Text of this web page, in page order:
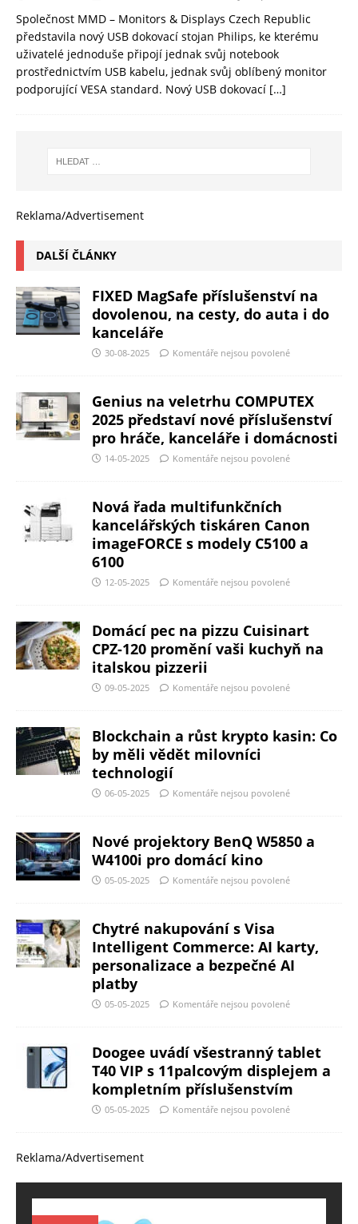
Společnost MMD – Monitors & Displays Czech Republic
představila nový USB dokovací stojan Philips, ke kterému
uživatelé jednoduše připojí jednak svůj notebook
prostřednictvím USB kabelu, jednak svůj oblíbený monitor
podporující VESA standard. Nový USB dokovací […]
Reklama/Advertisement
DALŠÍ ČLÁNKY
FIXED MagSafe příslušenství na
dovolenou, na cesty, do auta i do
kanceláře
30-08-2025 Komentáře nejsou povolené
Genius na veletrhu COMPUTEX
2025 představí nové příslušenství
pro hráče, kanceláře i domácnosti
14-05-2025 Komentáře nejsou povolené
Nová řada multifunkčních
kancelářských tiskáren Canon
imageFORCE s modely C5100 a
6100
12-05-2025 Komentáře nejsou povolené
Domácí pec na pizzu Cuisinart
CPZ-120 promění vaši kuchyň na
italskou pizzerii
09-05-2025 Komentáře nejsou povolené
Blockchain a růst krypto kasin: Co
by měli vědět milovníci
technologií
06-05-2025 Komentáře nejsou povolené
Nové projektory BenQ W5850 a
W4100i pro domácí kino
05-05-2025 Komentáře nejsou povolené
Chytré nakupování s Visa
Intelligent Commerce: AI karty,
personalizace a bezpečné AI
platby
05-05-2025 Komentáře nejsou povolené
Doogee uvádí všestranný tablet
T40 VIP s 11palcovým displejem a
kompletním příslušenstvím
05-05-2025 Komentáře nejsou povolené
Reklama/Advertisement